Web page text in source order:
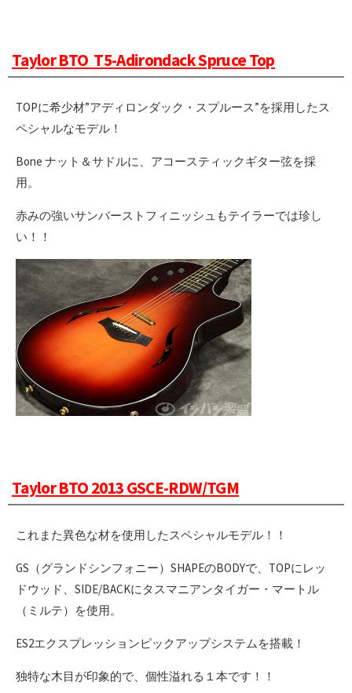
Taylor BTO T5-Adirondack Spruce Top
TOPに希少材”アディロンダック・スプルース”を採用したス
ペシャルなモデル！
Bone ナット＆サドルに、アコースティックギター弦を採
用。
赤みの強いサンバーストフィニッシュもテイラーでは珍し
い！！
Taylor BTO 2013 GSCE-RDW/TGM
これまた異色な材を使用したスペシャルモデル！！
GS（グランドシンフォニー）SHAPEのBODYで、TOPにレッ
ドウッド、SIDE/BACKにタスマニアンタイガー・マートル
（ミルテ）を使用。
ES2エクスプレッションピックアップシステムを搭載！
独特な木目が印象的で、個性溢れる１本です！！